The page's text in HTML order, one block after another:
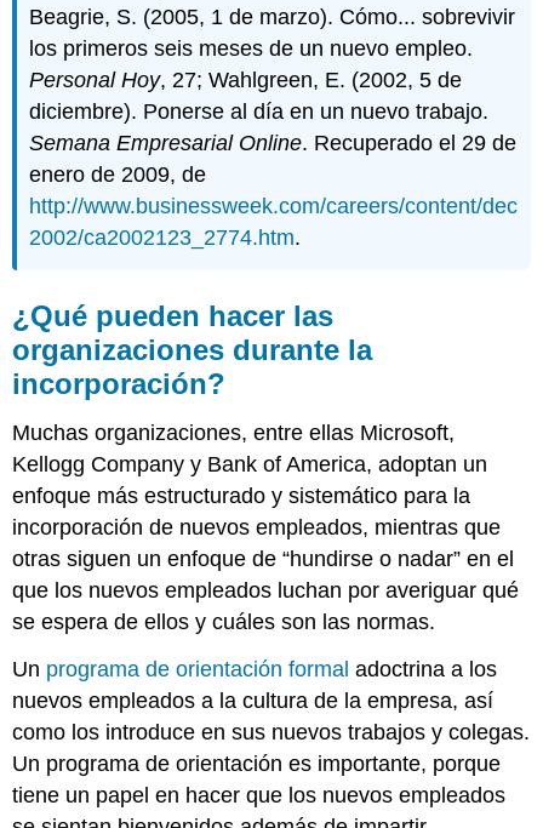
Beagrie, S. (2005, 1 de marzo). Cómo... sobrevivir
los primeros seis meses de un nuevo empleo.
Personal Hoy, 27; Wahlgreen, E. (2002, 5 de
diciembre). Ponerse al día en un nuevo trabajo.
Semana Empresarial Online. Recuperado el 29 de
enero de 2009, de
http://www.businessweek.com/careers/content/dec
2002/ca2002123_2774.htm.
¿Qué pueden hacer las
organizaciones durante la
incorporación?
Muchas organizaciones, entre ellas Microsoft,
Kellogg Company y Bank of America, adoptan un
enfoque más estructurado y sistemático para la
incorporación de nuevos empleados, mientras que
otras siguen un enfoque de “hundirse o nadar” en el
que los nuevos empleados luchan por averiguar qué
se espera de ellos y cuáles son las normas.
Un programa de orientación formal adoctrina a los
nuevos empleados a la cultura de la empresa, así
como los introduce en sus nuevos trabajos y colegas.
Un programa de orientación es importante, porque
tiene un papel en hacer que los nuevos empleados